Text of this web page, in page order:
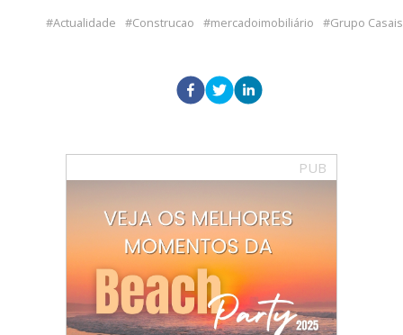
Actualidade Construcao mercadoimobiliário Grupo Casais
PUB